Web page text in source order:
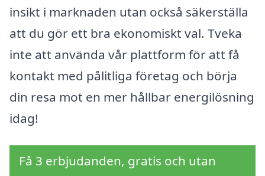
insikt i marknaden utan också säkerställa
att du gör ett bra ekonomiskt val. Tveka
inte att använda vår plattform för att få
kontakt med pålitliga företag och börja
din resa mot en mer hållbar energilösning
idag!
Få 3 erbjudanden, gratis och utan